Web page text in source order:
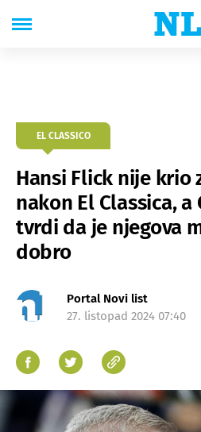
EL CLASSICO
Hansi Flick nije krio
nakon El Classica,
tvrdi da je njegova
dobro
Portal Novi list
27. listopad 2024 07:40